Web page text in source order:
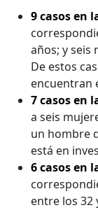
9 casos en
años; y seis
De estos
encuentran
7 casos en
a seis
un hombre
está en
6 casos en
entre los 32